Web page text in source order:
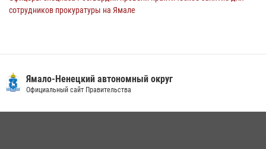
сотрудников прокуратуры на Ямале
Сотрудники СОБР «Варк» повышают боевое мастерство на Ямале
Ямало-Ненецкий автономный округ
Официальный сайт Правительства